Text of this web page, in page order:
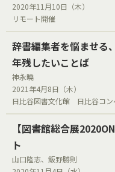
2020年11月10日（木）
リモート開催
辞書編集者を悩ませ
年残したいことば
神永曉
2021年4月8日（木）
日比谷図書文化館 日比谷コン
【図書館総合展
ト
山口隆志、飯野勝則